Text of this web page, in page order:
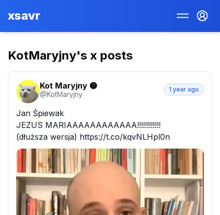
xsavr
KotMaryjny's x posts
Kot Maryjny 🟡
@KotMaryjny
1 year ago
Jan Śpiewak
JEZUS MARIAAAAAAAAAAAA!!!!!!!!!!!!
(dłuższa wersja) https://t.co/kqvNLHpl0n